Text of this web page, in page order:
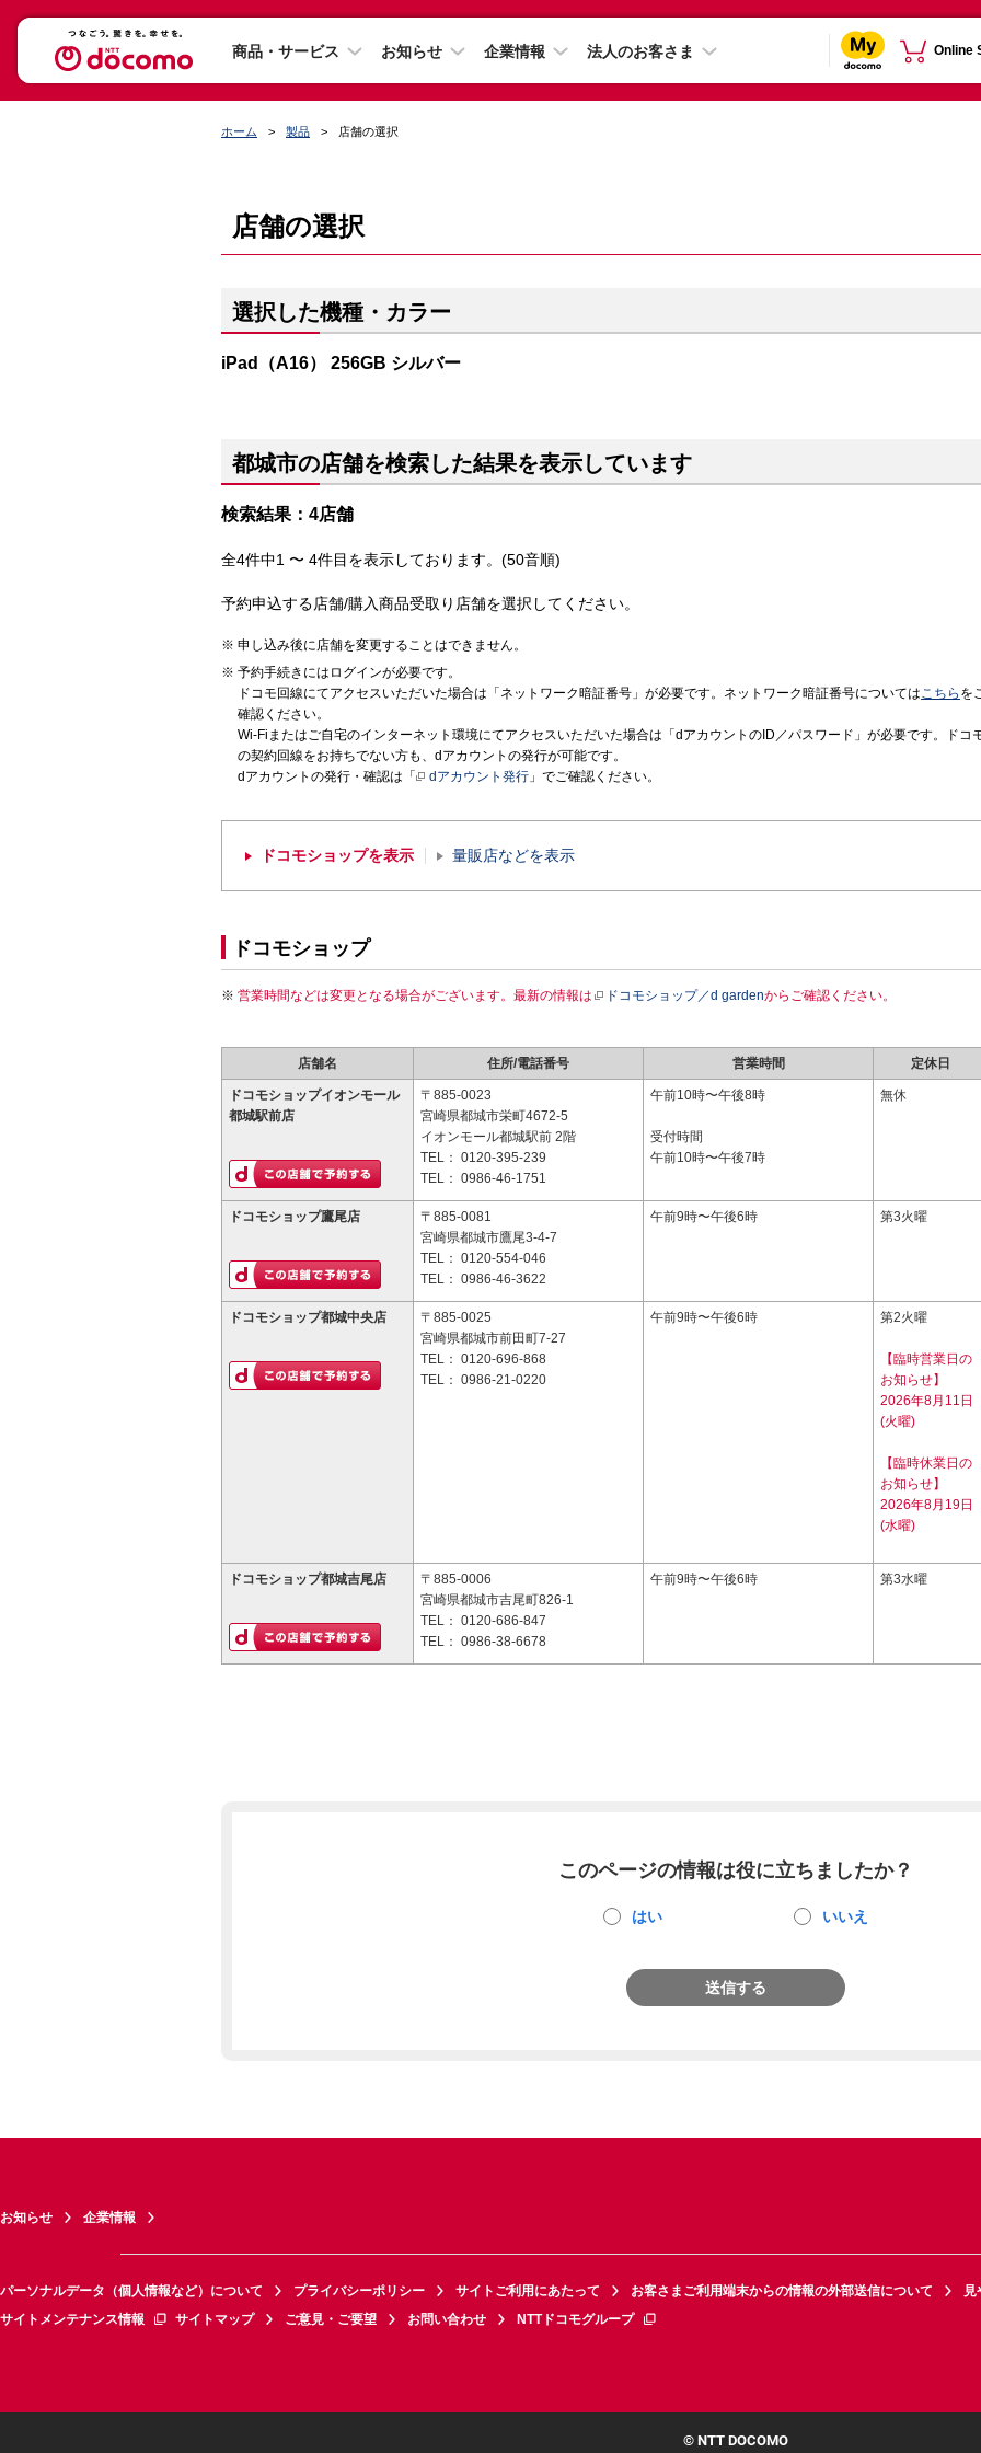
商品・サービス お知らせ 企業情報 法人のお客さま Online
ホーム 製品 店舗の選択
店舗の選択
選択した機種・カラー
iPad（A16） 256GB シルバー
都城市の店舗を検索した結果を表示しています
検索結果：4店舗
全4件中1 〜 4件目を表示しております。(50音順)
予約申込する店舗/購入商品受取り店舗を選択してください。
申し込み後に店舗を変更することはできません。
予約手続きにはログインが必要です。
ドコモ回線にてアクセスいただいた場合は「ネットワーク暗証番号」が必要です。ネットワーク暗証番号についてはこちら を
確認ください。
Wi-Fiまたはご自宅のインターネット環境にてアクセスいただいた場合は「dアカウントのID／パスワード」が必要です。ドコ
の契約回線をお持ちでない方も、dアカウントの発行が可能です。
dアカウントの発行・確認は「
dアカウント発行 」でご確認ください。
ドコモショップを表示 量販店などを表示
ドコモショップ
営業時間などは変更となる場合がございます。最新の情報は ドコモショップ／d gardenからご確認ください。
店舗名 住所/電話番号 営業時間 定休日
ドコモショップイオンモール
都城駅前店
〒885-0023
宮崎県都城市栄町4672-5
イオンモール都城駅前 2階
TEL： 0120-395-239
TEL： 0986-46-1751
午前10時〜午後8時
受付時間
午前10時〜午後7時
無休
ドコモショップ鷹尾店
〒885-0081
宮崎県都城市鷹尾3-4-7
TEL： 0120-554-046
TEL： 0986-46-3622
午前9時〜午後6時 第3火曜
ドコモショップ都城中央店
〒885-0025
宮崎県都城市前田町7-27
TEL： 0120-696-868
TEL： 0986-21-0220
午前9時〜午後6時 第2火曜
【臨時営業日の
お知らせ】
2026年8月11日
(火曜)
【臨時休業日の
お知らせ】
2026年8月19日
(水曜)
ドコモショップ都城吉尾店
〒885-0006
宮崎県都城市吉尾町826-1
TEL： 0120-686-847
TEL： 0986-38-6678
午前9時〜午後6時 第3水曜
このページの情報は役に立ちましたか？
はい いいえ
送信する
お知らせ 企業情報
パーソナルデータ（個人情報など）について プライバシーポリシー サイトご利用にあたって お客さまご利用端末からの情報の外部送信について
見
サイトメンテナンス情報
サイトマップ ご意見・ご要望 お問い合わせ NTTドコモグループ
© NTT DOCOMO